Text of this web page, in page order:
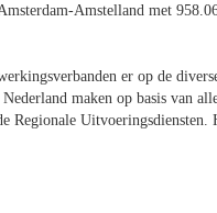
Amstelland met
er op de
maken op basis van
Uitvoeringsdiensten.